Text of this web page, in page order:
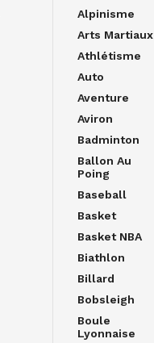
Alpinisme
Arts Martiaux
Athlétisme
Auto
Aventure
Aviron
Badminton
Ballon Au
Poing
Baseball
Basket
Basket NBA
Biathlon
Billard
Bobsleigh
Boule
Lyonnaise